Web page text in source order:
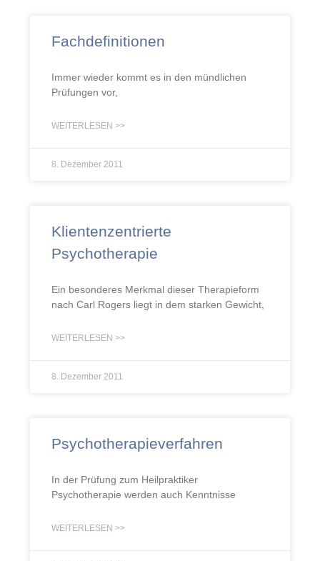
Fachdefinitionen
Immer wieder kommt es in den mündlichen
Prüfungen vor,
WEITERLESEN >>
8. Dezember 2011
Klientenzentrierte
Psychotherapie
Ein besonderes Merkmal dieser Therapieform
nach Carl Rogers liegt in dem starken Gewicht,
WEITERLESEN >>
8. Dezember 2011
Psychotherapieverfahren
In der Prüfung zum Heilpraktiker
Psychotherapie werden auch Kenntnisse
WEITERLESEN >>